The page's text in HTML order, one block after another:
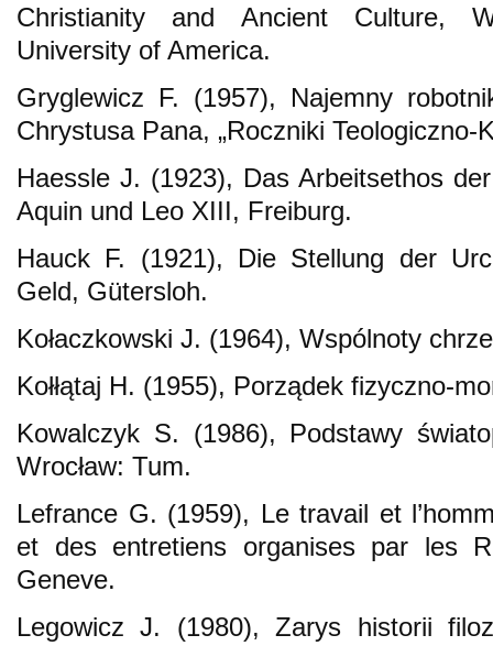
Christianity and Ancient Culture,
University of America.
Gryglewicz F. (1957), Najemny
Chrystusa Pana, „Roczniki Teologiczno-
Haessle J. (1923), Das Arbeitsethos
Aquin und Leo XIII, Freiburg.
Hauck F. (1921), Die Stellung der
Geld, Gütersloh.
Kołaczkowski J. (1964), Wspólnoty
Kołłątaj H. (1955), Porządek fizyczno-
Kowalczyk S. (1986), Podstawy
Wrocław: Tum.
Lefrance G. (1959), Le travail et
et des entretiens organises par les
Geneve.
Legowicz J. (1980), Zarys historii